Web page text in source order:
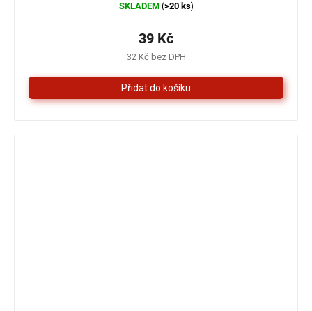
hodnocení
je
z
5
hvězdiček.
SKLADEM (>20 ks)
32 Kč bez DPH
39 Kč